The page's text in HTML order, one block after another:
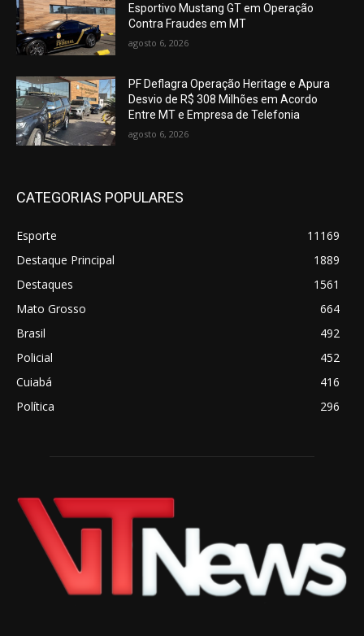
Esportivo Mustang GT em Operação
Contra Fraudes em MT
agosto 6, 2026
PF Deflagra Operação Heritage e Apura
Desvio de R$ 308 Milhões em Acordo
Entre MT e Empresa de Telefonia
agosto 6, 2026
CATEGORIAS POPULARES
Esporte
11169
Destaque Principal
1889
Destaques
1561
Mato Grosso
664
Brasil
492
Policial
452
Cuiabá
416
Política
296